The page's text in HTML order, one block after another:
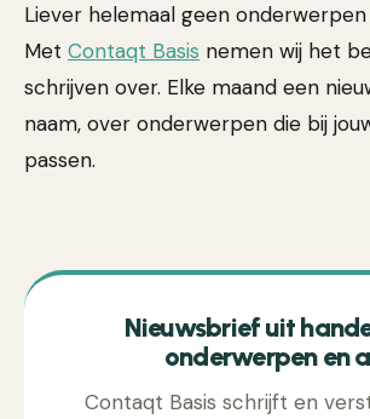
Liever helemaal geen
Met Contaqt Basis nemen wij het
schrijven over. Elke maand een
naam, over onderwerpen die bij
passen.
Nieuwsbrief uit
onderwerpen en
Contaqt Basis schrijft en